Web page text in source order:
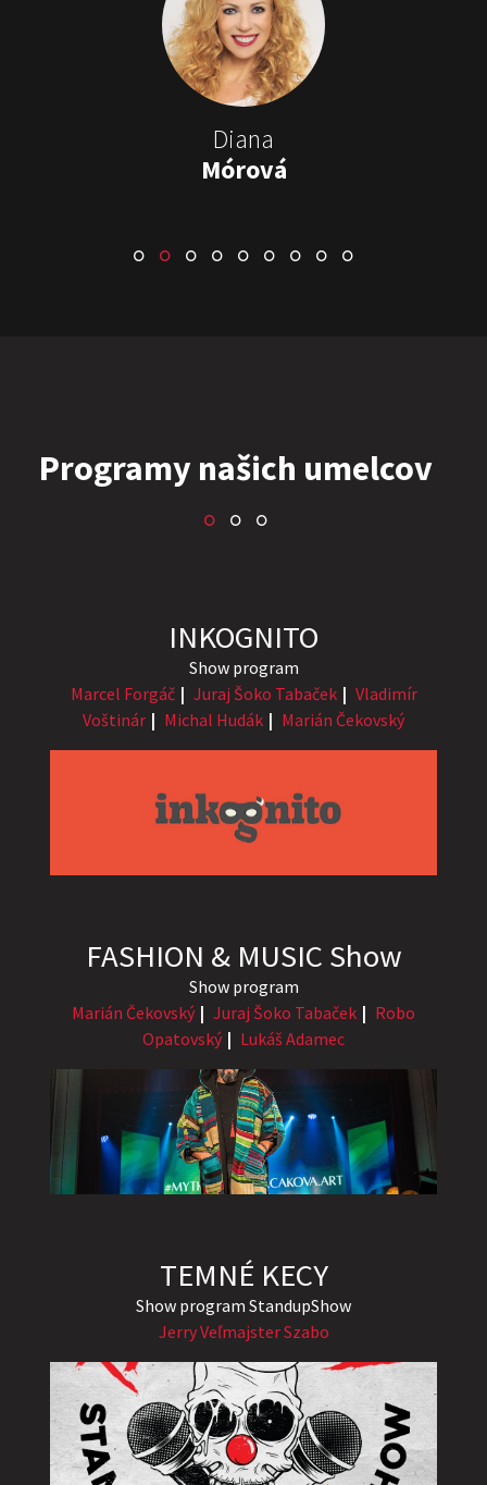
Diana
Mórová
Stand-up & Juraj „ŠOKO”
Tabaček
Show program StandupShow
Juraj Šoko Tabaček
INKOGNITO
Show program
Marcel Forgáč
Juraj Šoko Tabaček
Vladimír
Voštinár
Michal Hudák Marián Čekovský
FASHION & MUSIC Show
Show program
Marián Čekovský
Juraj Šoko Tabaček
Robo
Opatovský
Lukáš Adamec
TEMNÉ KECY
Show program StandupShow
Jerry Veľmajster Szabo
Programy našich umelcov